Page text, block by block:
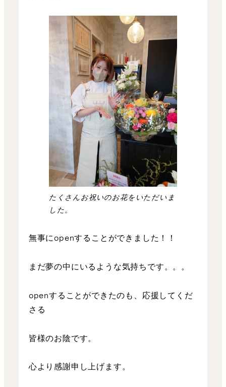
たくさんお祝いのお花をいただいま
した。
無事にopenすることができました！！
まだ夢の中にいるような気持ちです。。。
openすることができたのも、応援してくだ
さる
皆様のお陰です。
心より感謝申し上げます。